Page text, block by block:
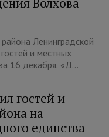
Ленинградской
и местных
16 декабря. «Д...
гостей и
на
единства